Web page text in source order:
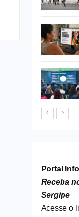
----
Portal
Receba
Sergipe
Acesse o